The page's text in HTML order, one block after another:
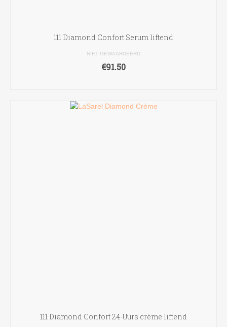
111 Diamond Confort Serum liftend
NIET GEWAARDEERD
€91.50
111 Diamond Confort 24-Uurs crème liftend